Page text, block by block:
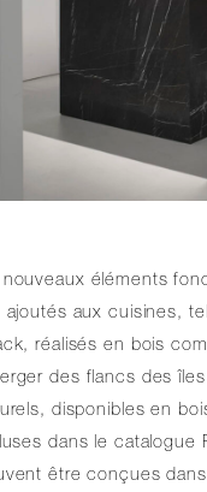
éléments
ajoutés aux cuisines,
réalisés en bois
des flancs des
disponibles en
dans le catalogue
être conçues